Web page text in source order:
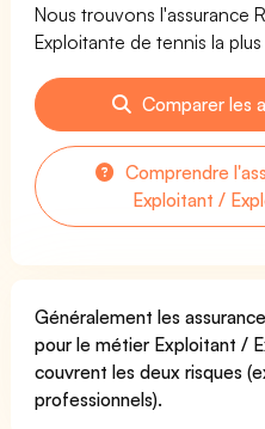
Nous trouvons l'assurance
Exploitante de tennis la
Comparer les
Comprendre
Exploitant /
Généralement les
pour le métier Exploitant /
couvrent les deux risques
professionnels).